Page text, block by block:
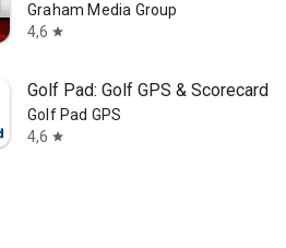
Graham Media Group
4,6 star
Golf Pad: Golf GPS & Scorecard
Golf Pad GPS
4,6 star